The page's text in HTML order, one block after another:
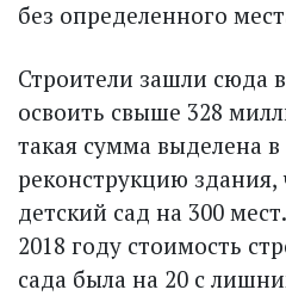
без определенного
Строители зашли сюда
освоить свыше 328
такая сумма выделена
реконструкцию здания,
детский сад на 300
2018 году стоимость
сада была на 20 с